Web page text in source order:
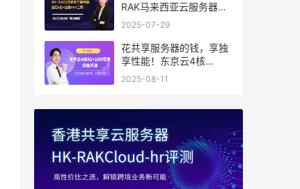
RAK马来西亚云服务器：
首月5折+免费SEO工具，
2025-07-29
花共享服务器的钱，享独
享性能！东京云4核
8G+10M带宽降价来袭
2025-08-11